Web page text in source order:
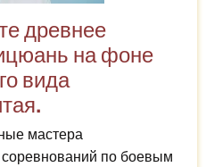
древнее
на фоне
вида
мастера
по боевым